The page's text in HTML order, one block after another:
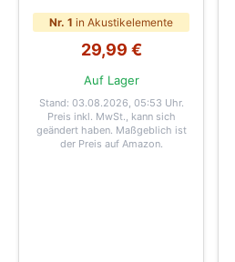
Nr. 1 in Akustikelemente
29,99 €
Auf Lager
Stand: 03.08.2026, 05:53 Uhr.
Preis inkl. MwSt., kann sich
geändert haben. Maßgeblich ist
der Preis auf Amazon.